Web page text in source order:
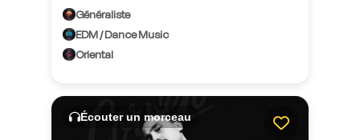
Généraliste
EDM / Dance Music
Oriental
Écouter un morceau